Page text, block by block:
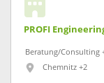
PROFI
Beratung/Consulting
Chemnitz +2